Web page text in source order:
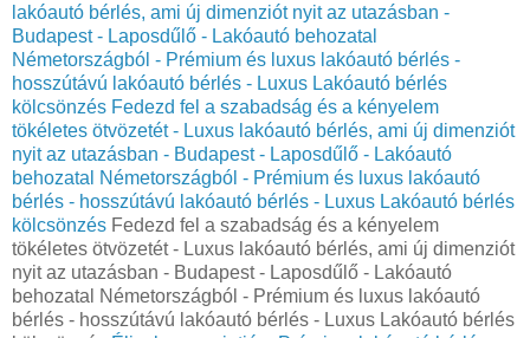
lakóautó bérlés, ami új dimenziót nyit az utazásban -
Budapest - Laposdűlő - Lakóautó behozatal
Németországból - Prémium és luxus lakóautó bérlés -
hosszútávú lakóautó bérlés - Luxus Lakóautó bérlés
kölcsönzés Fedezd fel a szabadság és a kényelem
tökéletes ötvözetét - Luxus lakóautó bérlés, ami új dimenziót
nyit az utazásban - Budapest - Laposdűlő - Lakóautó
behozatal Németországból - Prémium és luxus lakóautó
bérlés - hosszútávú lakóautó bérlés - Luxus Lakóautó bérlés
kölcsönzés Fedezd fel a szabadság és a kényelem
tökéletes ötvözetét - Luxus lakóautó bérlés, ami új dimenziót
nyit az utazásban - Budapest - Laposdűlő - Lakóautó
behozatal Németországból - Prémium és luxus lakóautó
bérlés - hosszútávú lakóautó bérlés - Luxus Lakóautó bérlés